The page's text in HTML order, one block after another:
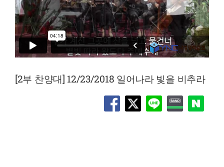
[2부 찬양대] 12/23/2018 일어나라 빛을 비추라